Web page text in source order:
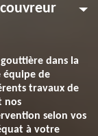
dans la
équipe de
travaux de
nos
selon vos
à votre